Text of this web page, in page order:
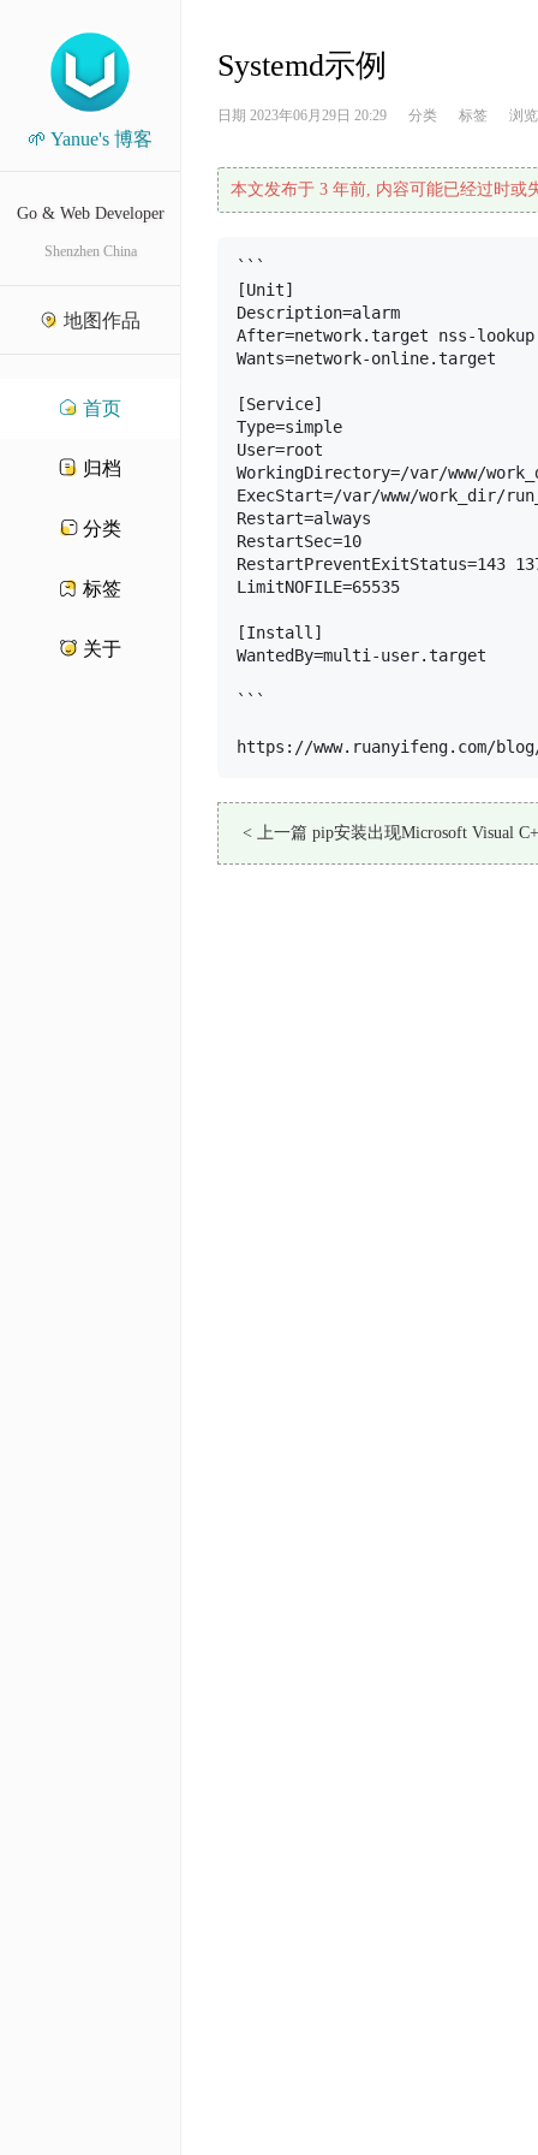
🌱 Yanue's 博客
Go & Web Developer
Shenzhen China
地图作品
首页
归档
分类
标签
关于
Systemd示例
日期 2023年06月29日 20:29 分类 标签 浏
本文发布于 3 年前, 内容可能已经过时或
```
[Unit]
Description=alarm
After=network.target nss-
Wants=network-online.target
[Service]
Type=simple
User=root
WorkingDirectory=/var/www/
ExecStart=/var/www/work_dir/
Restart=always
RestartSec=10
RestartPreventExitStatus=143 137
LimitNOFILE=65535
[Install]
WantedBy=multi-user.target
```
https://www.ruanyifeng.com/
< 上一篇 pip安装出现Microsoft Visual